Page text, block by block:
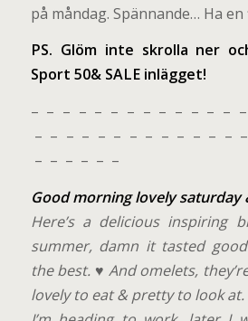
på måndag. Spännande… Ha en
PS. Glöm inte skrolla ner
Sport 50& SALE inlägget!
– – – – – – – – – – – – –
– – – – – – – – – – – – –
– – – – – –
Good morning lovely saturday
Here’s a delicious inspiring
summer, damn it tasted
the best. ♥ And omelets,
lovely to eat & pretty to look at.